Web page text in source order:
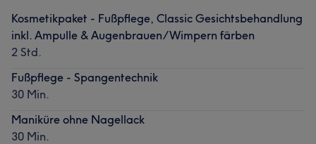
Kosmetikpaket - Fußpflege, Classic Gesichtsbehandlung
inkl. Ampulle & Augenbrauen/Wimpern färben
2 Std.
Fußpflege - Spangentechnik
30 Min.
Maniküre ohne Nagellack
30 Min.